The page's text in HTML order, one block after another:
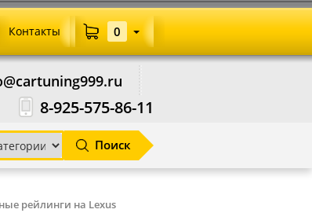
8-925-575-86-11
Поиск
Контакты 0
рейлинги на Lexus